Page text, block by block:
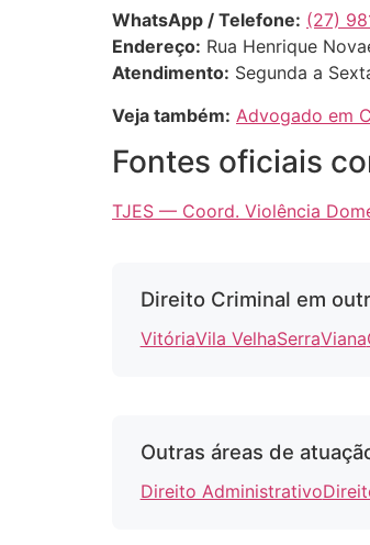
WhatsApp / Telefone: (27)
Endereço: Rua Henrique
Atendimento: Segunda a
Veja também: Advogado em
Fontes oficiais
TJES — Coord. Violência
Direito Criminal em
VitóriaVila VelhaSerraViana
Outras áreas de
Direito Administrativo